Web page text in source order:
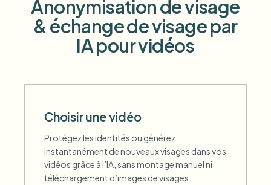
Échange de visage - Vidéo
Traitez plusieurs vidéos en une fois
Flou facial en masse
Pipelines à haut débit
Flouter n'importe quoi
Formulaire de contact
Intelligence vidéo
Anonymisation de visage
& échange de visage par
IA pour vidéos
Choisir une vidéo
Protégez les identités ou générez
instantanément de nouveaux visages dans vos
vidéos grâce à l’IA, sans montage manuel ni
téléchargement d’images de visages.